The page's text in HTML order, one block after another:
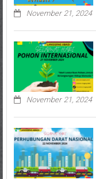
November 21, 2024
November 21, 2024